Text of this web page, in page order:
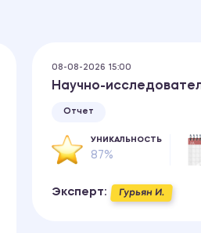
08-08-2026 15:00
Научно-
Отчет
УНИКАЛЬНОСТЬ
87%
Эксперт: Гурьян И.